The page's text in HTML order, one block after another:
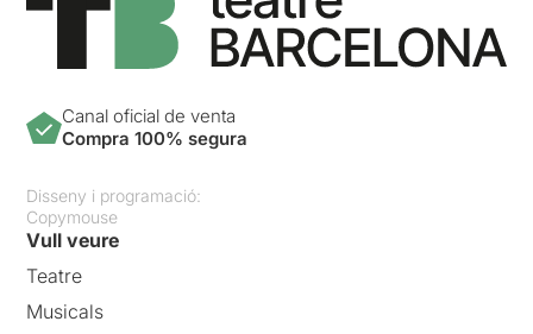
Canal oficial de venta
Compra 100% segura
Disseny i programació:
Copymouse
Vull veure
Teatre
Musicals